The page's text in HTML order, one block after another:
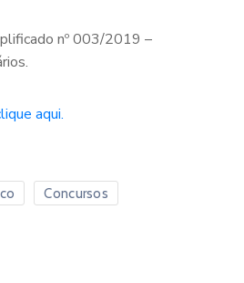
nº 003/2019 –
aqui.
Concursos